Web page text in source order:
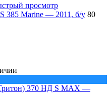
просмотр
385 Marine — 2011, б/у 80